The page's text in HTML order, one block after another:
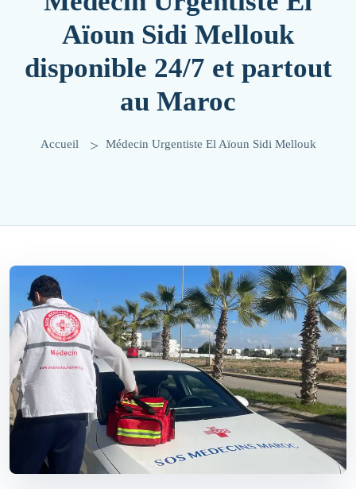
Aïoun Sidi Mellouk
disponible 24/7 et partout
au Maroc
Accueil Médecin Urgentiste El Aïoun Sidi Mellouk